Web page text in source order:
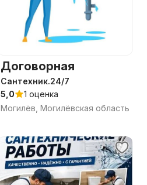
Договорная
Сантехник.24/7
5,0
1 оценка
Могилёв, Могилёвская область